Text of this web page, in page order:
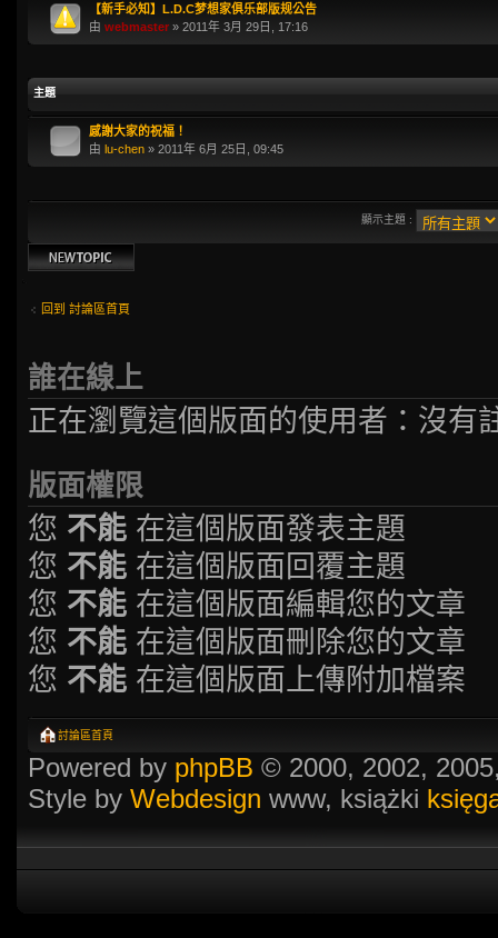
【新手必知】L.D.C梦想家俱乐部版规公告
由 webmaster » 2011年 3月 29日, 17:16
主題
感謝大家的祝福！
由 lu-chen » 2011年 6月 25日, 09:45
顯示主題 :
發表新主題
回到 討論區首頁
誰在線上
正在瀏覽這個版面的使用者：沒有
版面權限
您 不能 在這個版面發表主題
您 不能 在這個版面回覆主題
您 不能 在這個版面編輯您的文章
您 不能 在這個版面刪除您的文章
您 不能 在這個版面上傳附加檔案
討論區首頁
Powered by phpBB © 2000, 2002,
Style by Webdesign www, książki